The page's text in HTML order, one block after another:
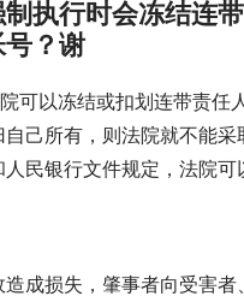
执行时会冻结连
？谢
可以冻结或扣划连带责
己所有，则法院就不能
民银行文件规定，法院可
成损失，肇事者向受害